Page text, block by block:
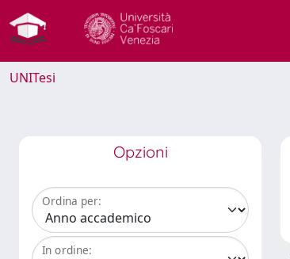
UNITesi
Opzioni
Ordina per:
In ordine: